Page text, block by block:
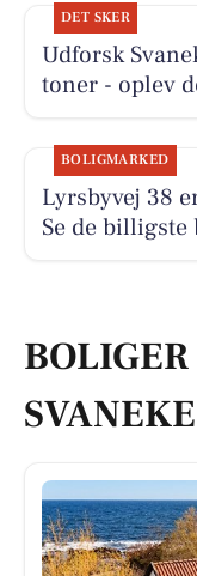
DET SKER
Udforsk
toner - oplev
BOLIGMARKED
Lyrsbyvej 38
Se de
SVANEKE